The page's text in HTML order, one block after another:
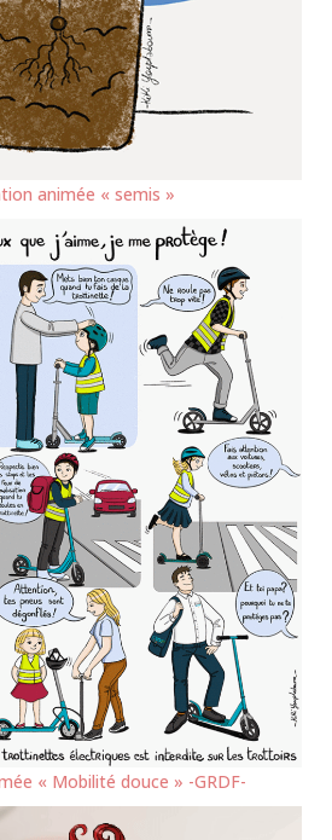
animée « semis »
« Mobilité douce » -GRDF-